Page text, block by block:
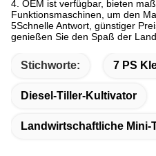
4. OEM ist verfügbar, bieten
Funktionsmaschinen, um den
5Schnelle Antwort, günstiger
genießen Sie den Spaß der
Stichworte: 7 PS
Diesel-Tiller-Kultivator
Landwirtschaftliche Mini-